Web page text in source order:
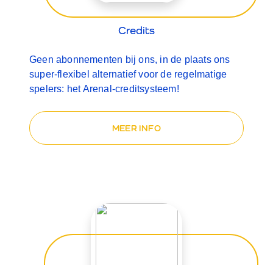
Credits
Geen abonnementen bij ons, in de plaats ons
super-flexibel alternatief voor de regelmatige
spelers: het Arenal-creditsysteem!
MEER INFO